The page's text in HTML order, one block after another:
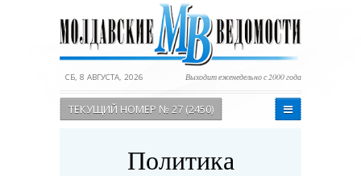
СБ, 8 АВГУСТА, 2026 Выходит еженедельно с 2000 года
ТЕКУЩИЙ НОМЕР № 27 (2450)
Политика